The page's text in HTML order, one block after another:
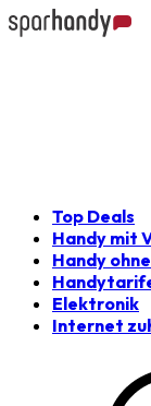
Top Deals
Handy mit
Handy
Elektronik
Internet